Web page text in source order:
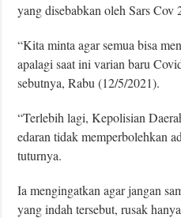
yang disebabkan oleh Sars Cov
“Kita minta agar semua bisa
apalagi saat ini varian baru
sebutnya, Rabu (12/5/2021).
“Terlebih lagi, Kepolisian
edaran tidak memperbolehkan
tuturnya.
Ia mengingatkan agar jangan
yang indah tersebut, rusak